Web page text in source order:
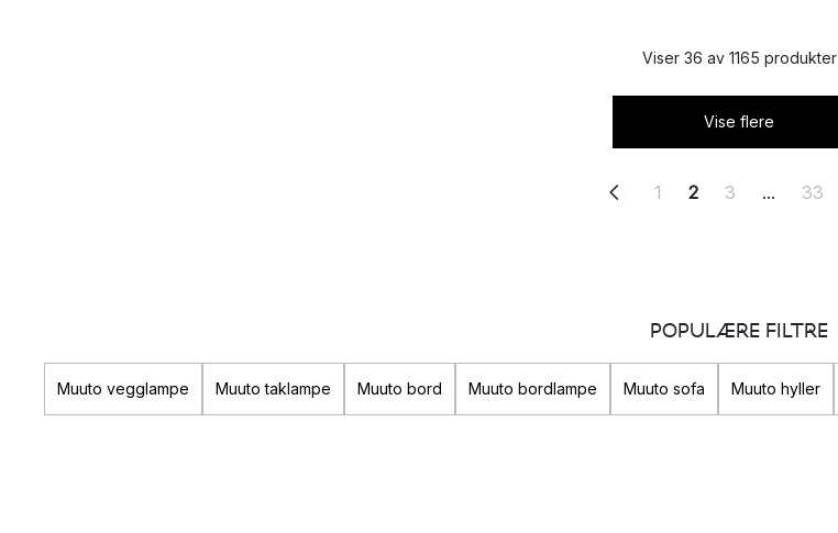
Viser 36 av 1165 produkter
Vise flere
1 2 3 ... 33
POPULÆRE FILTRE
Muuto vegglampe Muuto taklampe Muuto bord Muuto bordlampe Muuto sofa Muuto hyller